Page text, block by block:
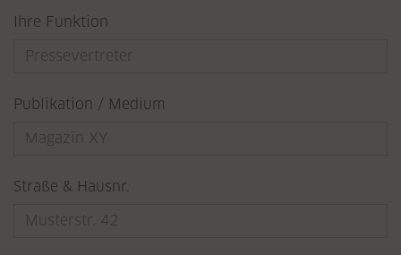
Ihre Funktion
Publikation / Medium
Straße & Hausnr.